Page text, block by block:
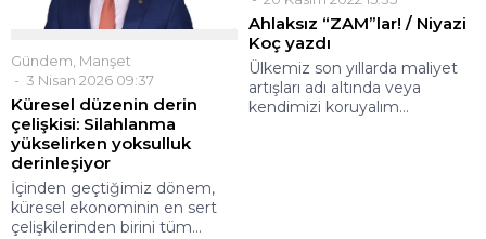
Gündem, Manşet
3 Nisan 2026 09:37
Küresel düzenin derin
çelişkisi: Silahlanma
yükselirken yoksulluk
derinleşiyor
İçinden geçtiğimiz dönem,
küresel ekonominin en sert
çelişkilerinden birini tüm...
Ahlaksız “ZAM”lar! / Niyazi
Koç yazdı
Ülkemiz son yıllarda maliyet
artışları adı altında veya
kendimizi koruyalım...